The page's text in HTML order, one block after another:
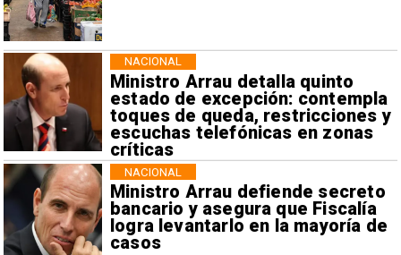
Ministro Arrau detalla quinto
estado de excepción: contempla
toques de queda, restricciones y
escuchas telefónicas en zonas
críticas
NACIONAL
Ministro Arrau defiende secreto
bancario y asegura que Fiscalía
logra levantarlo en la mayoría de
casos
NACIONAL